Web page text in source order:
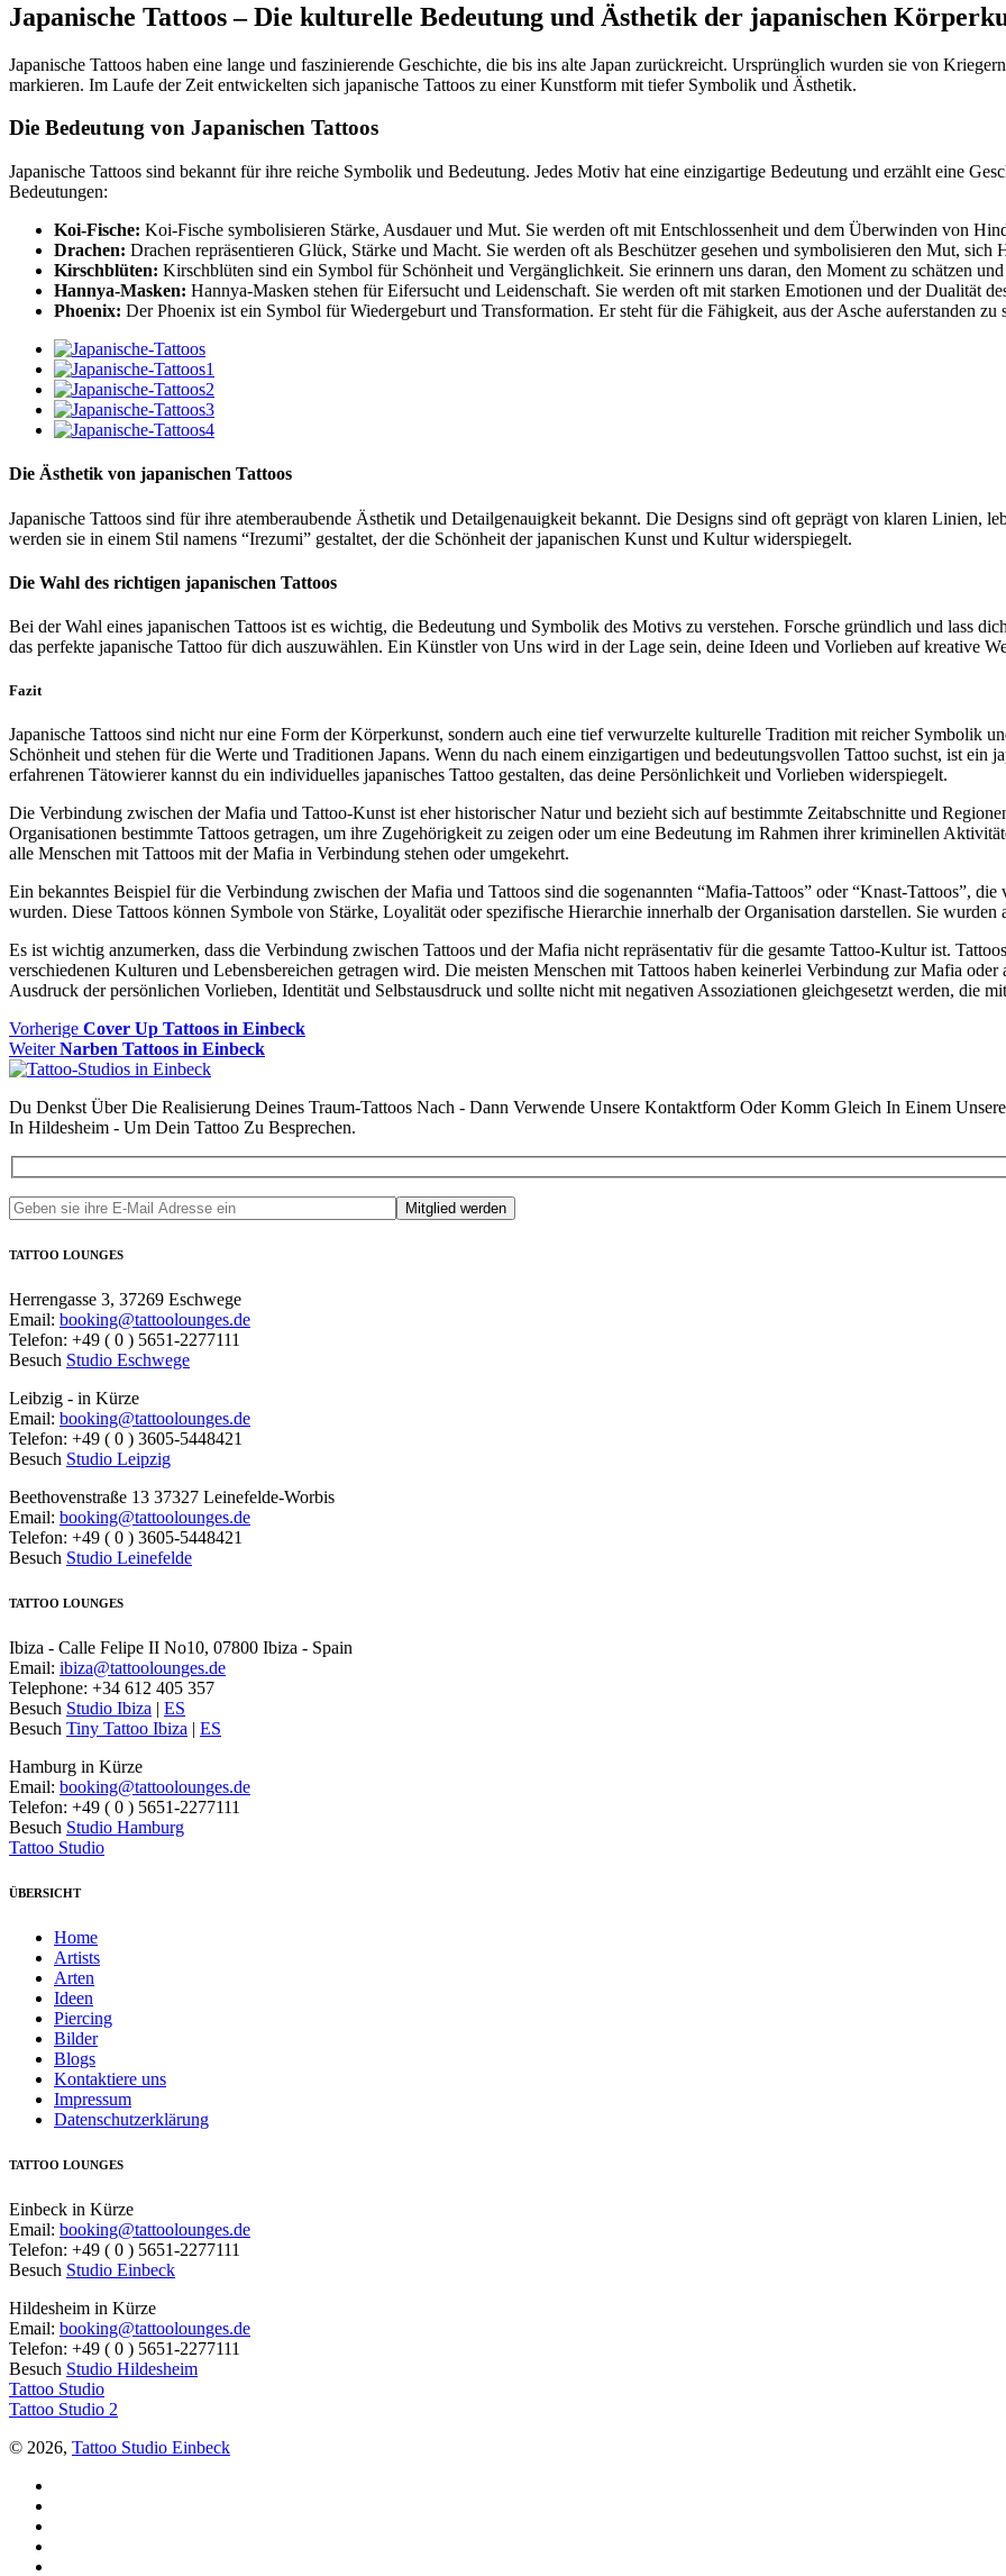
Japanische Tattoos – Die kulturelle Bedeutung und Ästhetik der japanischen
Japanische Tattoos haben eine lange und faszinierende Geschichte, die bis ins alte Japan zurückreicht. Ursprünglich wurden sie von
markieren. Im Laufe der Zeit entwickelten sich japanische Tattoos zu einer Kunstform mit tiefer Symbolik und Ästhetik.
Die Bedeutung von Japanischen Tattoos
Japanische Tattoos sind bekannt für ihre reiche Symbolik und Bedeutung. Jedes Motiv hat eine einzigartige Bedeutung und erzählt eine
Bedeutungen:
Koi-Fische: Koi-Fische symbolisieren Stärke, Ausdauer und Mut. Sie werden oft mit Entschlossenheit und dem Überwinden von
Drachen: Drachen repräsentieren Glück, Stärke und Macht. Sie werden oft als Beschützer gesehen und symbolisieren den Mut, sich
Kirschblüten: Kirschblüten sind ein Symbol für Schönheit und Vergänglichkeit. Sie erinnern uns daran, den Moment zu schätzen
Hannya-Masken: Hannya-Masken stehen für Eifersucht und Leidenschaft. Sie werden oft mit starken Emotionen und der Dualität
Phoenix: Der Phoenix ist ein Symbol für Wiedergeburt und Transformation. Er steht für die Fähigkeit, aus der Asche auferstanden zu
Die Ästhetik von japanischen Tattoos
Japanische Tattoos sind für ihre atemberaubende Ästhetik und Detailgenauigkeit bekannt. Die Designs sind oft geprägt von klaren Linien,
werden sie in einem Stil namens “Irezumi” gestaltet, der die Schönheit der japanischen Kunst und Kultur widerspiegelt.
Die Wahl des richtigen japanischen Tattoos
Bei der Wahl eines japanischen Tattoos ist es wichtig, die Bedeutung und Symbolik des Motivs zu verstehen. Forsche gründlich und lass
das perfekte japanische Tattoo für dich auszuwählen. Ein Künstler von Uns wird in der Lage sein, deine Ideen und Vorlieben auf kreative
Fazit
Japanische Tattoos sind nicht nur eine Form der Körperkunst, sondern auch eine tief verwurzelte kulturelle Tradition mit reicher Symbolik
Schönheit und stehen für die Werte und Traditionen Japans. Wenn du nach einem einzigartigen und bedeutungsvollen Tattoo suchst, ist ein
erfahrenen Tätowierer kannst du ein individuelles japanisches Tattoo gestalten, das deine Persönlichkeit und Vorlieben widerspiegelt.
Die Verbindung zwischen der Mafia und Tattoo-Kunst ist eher historischer Natur und bezieht sich auf bestimmte Zeitabschnitte und
Organisationen bestimmte Tattoos getragen, um ihre Zugehörigkeit zu zeigen oder um eine Bedeutung im Rahmen ihrer kriminellen
alle Menschen mit Tattoos mit der Mafia in Verbindung stehen oder umgekehrt.
Ein bekanntes Beispiel für die Verbindung zwischen der Mafia und Tattoos sind die sogenannten “Mafia-Tattoos” oder “Knast-Tattoos”,
wurden. Diese Tattoos können Symbole von Stärke, Loyalität oder spezifische Hierarchie innerhalb der Organisation darstellen. Sie
Es ist wichtig anzumerken, dass die Verbindung zwischen Tattoos und der Mafia nicht repräsentativ für die gesamte Tattoo-Kultur ist.
verschiedenen Kulturen und Lebensbereichen getragen wird. Die meisten Menschen mit Tattoos haben keinerlei Verbindung zur Mafia
Ausdruck der persönlichen Vorlieben, Identität und Selbstausdruck und sollte nicht mit negativen Assoziationen gleichgesetzt werden, die
Beitragsnavigation
Vorherige Vorheriger
Beitrag
Cover Up Tattoos in Einbeck
Weiter Nächster
Beitrag:
Narben Tattoos in Einbeck
Du Denkst Über Die Realisierung Deines Traum-Tattoos Nach - Dann Verwende Unsere Kontaktform Oder Komm Gleich In Einem
In Hildesheim - Um Dein Tattoo Zu Besprechen.
TATTOO LOUNGES
Herrengasse 3, 37269 Eschwege
Email: booking@tattoolounges.de
Telefon: +49 ( 0 ) 5651-2277111
Besuch Studio Eschwege
Leibzig - in Kürze
Email: booking@tattoolounges.de
Telefon: +49 ( 0 ) 3605-5448421
Besuch Studio Leipzig
Beethovenstraße 13 37327 Leinefelde-Worbis
Email: booking@tattoolounges.de
Telefon: +49 ( 0 ) 3605-5448421
Besuch Studio Leinefelde
TATTOO LOUNGES
Ibiza - Calle Felipe II No10, 07800 Ibiza - Spain
Email: ibiza@tattoolounges.de
Telephone: +34 612 405 357
Besuch Studio Ibiza | ES
Besuch Tiny Tattoo Ibiza | ES
Hamburg in Kürze
Email: booking@tattoolounges.de
Telefon: +49 ( 0 ) 5651-2277111
Besuch Studio Hamburg
Tattoo Studio
ÜBERSICHT
Home
Artists
Arten
Ideen
Piercing
Bilder
Blogs
Kontaktiere uns
Impressum
Datenschutzerklärung
TATTOO LOUNGES
Einbeck in Kürze
Email: booking@tattoolounges.de
Telefon: +49 ( 0 ) 5651-2277111
Besuch Studio Einbeck
Hildesheim in Kürze
Email: booking@tattoolounges.de
Telefon: +49 ( 0 ) 5651-2277111
Besuch Studio Hildesheim
Tattoo Studio
Tattoo Studio 2
© 2026, Tattoo Studio Einbeck